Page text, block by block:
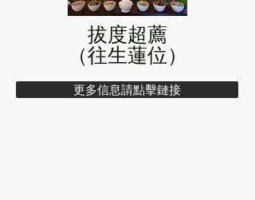
拔度超薦
（往生蓮位）
更多信息請點擊鏈接